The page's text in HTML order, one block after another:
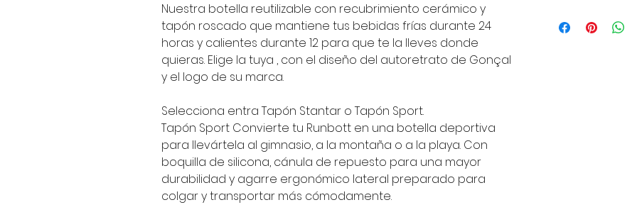
Nuestra botella reutilizable con recubrimiento cerámico y
tapón roscado que mantiene tus bebidas frías durante 24
horas y calientes durante 12 para que te la lleves donde
quieras. Elige la tuya , con el diseño del autoretrato de Gonçal
y el logo de su marca.
Selecciona entra Tapón Stantar o Tapón Sport.
Tapón Sport Convierte tu Runbott en una botella deportiva
para llevártela al gimnasio, a la montaña o a la playa. Con
boquilla de silicona, cánula de repuesto para una mayor
durabilidad y agarre ergonómico lateral preparado para
colgar y transportar más cómodamente.